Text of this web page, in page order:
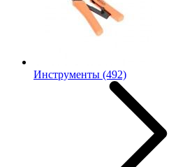
Инструменты (492)